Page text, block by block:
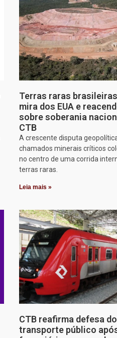
Terras raras
mira dos EUA e
sobre soberania
CTB
A crescente disputa
chamados minerais críticos
no centro de uma corrida
terras raras.
Leia mais »
CTB reafirma defesa do
transporte público